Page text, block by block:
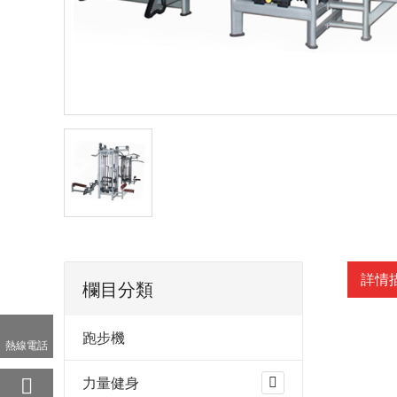
詳情
欄目分類
跑步機
力量健身
熱線電話